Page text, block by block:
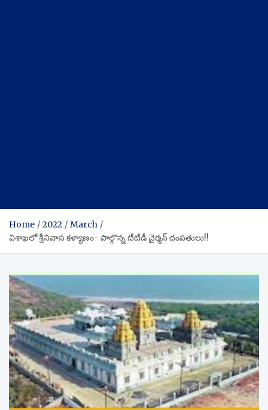
Home 2022
March
విశాఖలో శ్రీనివాస కళ్యాణం- పాల్గొన్న టీటీడీ చైర్మన్ దంపతులు!!